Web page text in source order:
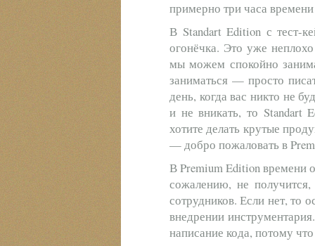
примерно три часа
В Standart Edition с тест-
огонёчка. Это уже
мы можем спокойно
заниматься — просто
день, когда вас никто не
и не вникать, то Standart
хотите делать крутые
— добро пожаловать в
В Premium Edition времени
сожалению, не
сотрудников. Если нет, то
внедрении
написание кода, потому что